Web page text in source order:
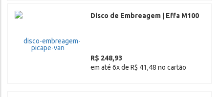
Disco de Embreagem | Effa M100
R$ 248,93
em até 6x de R$ 41,48 no cartão